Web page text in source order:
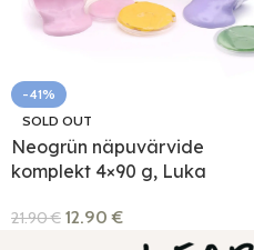
-41%
SOLD OUT
Neogrün näpuvärvide
komplekt 4×90 g, Luka
21.90€ 12.90€